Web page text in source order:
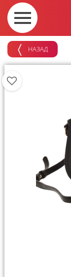
НАЗАД